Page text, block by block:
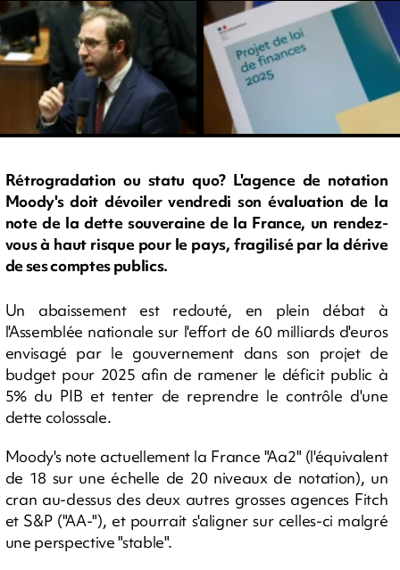
Rétrogradation ou statu quo? L'agence de notation
Moody's doit dévoiler vendredi son évaluation de la
note de la dette souveraine de la France, un rendez-
vous à haut risque pour le pays, fragilisé par la dérive
de ses comptes publics.
Un abaissement est redouté, en plein débat à
l'Assemblée nationale sur l'effort de 60 milliards d'euros
envisagé par le gouvernement dans son projet de
budget pour 2025 afin de ramener le déficit public à
5% du PIB et tenter de reprendre le contrôle d'une
dette colossale.
Moody's note actuellement la France "Aa2" (l'équivalent
de 18 sur une échelle de 20 niveaux de notation), un
cran au-dessus des deux autres grosses agences Fitch
et S&P ("AA-"), et pourrait s'aligner sur celles-ci malgré
une perspective "stable".